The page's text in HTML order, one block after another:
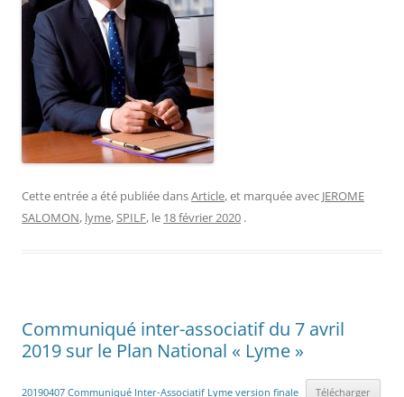
Cette entrée a été publiée dansArticle, et marquée avec JEROME
SALOMON, lyme,SPILF, le 18 février 2020 .
Communiqué inter-associatif du 7 avril
2019 sur le Plan National « Lyme »
20190407 Communiqué Inter-Associatif Lyme version finale Télécharger